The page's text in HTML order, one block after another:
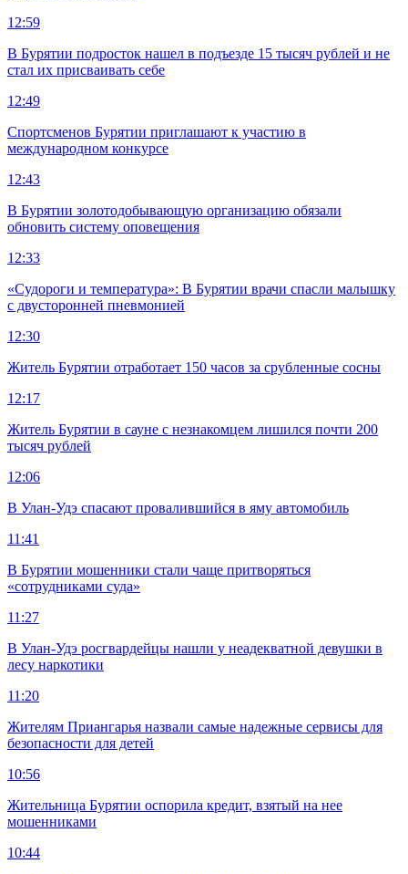
12:59
В Бурятии подросток нашел в подъезде 15 тысяч рублей и не
стал их присваивать себе
12:49
Спортсменов Бурятии приглашают к участию в
международном конкурсе
12:43
В Бурятии золотодобывающую организацию обязали
обновить систему оповещения
12:33
«Судороги и температура»: В Бурятии врачи спасли малышку
с двусторонней пневмонией
12:30
Житель Бурятии отработает 150 часов за срубленные сосны
12:17
Житель Бурятии в сауне с незнакомцем лишился почти 200
тысяч рублей
12:06
В Улан-Удэ спасают провалившийся в яму автомобиль
11:41
В Бурятии мошенники стали чаще притворяться
«сотрудниками суда»
11:27
В Улан-Удэ росгвардейцы нашли у неадекватной девушки в
лесу наркотики
11:20
Жителям Приангарья назвали самые надежные сервисы для
безопасности для детей
10:56
Жительница Бурятии оспорила кредит, взятый на нее
мошенниками
10:44